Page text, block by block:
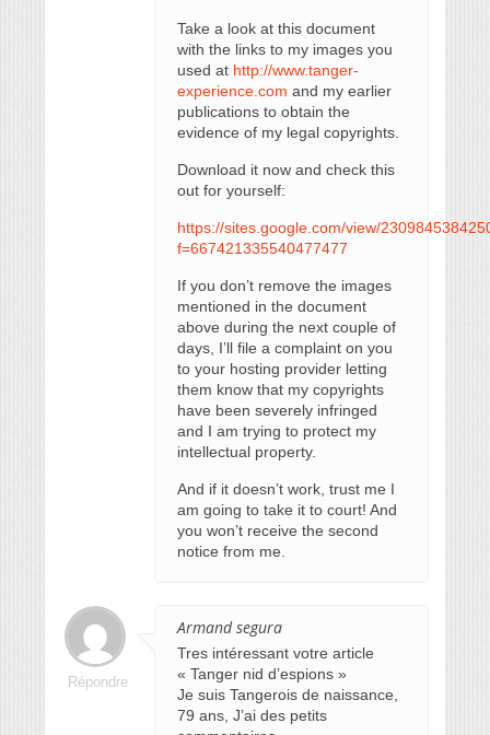
Take a look at this document
with the links to my images you
used at http://www.tanger-
experience.com and my earlier
publications to obtain the
evidence of my legal copyrights.
Download it now and check this
out for yourself:
https://sites.google.com/view/
f=667421335540477477
If you don’t remove the images
mentioned in the document
above during the next couple of
days, I’ll file a complaint on you
to your hosting provider letting
them know that my copyrights
have been severely infringed
and I am trying to protect my
intellectual property.
And if it doesn’t work, trust me I
am going to take it to court! And
you won’t receive the second
notice from me.
Armand segura
Tres intéressant votre article
« Tanger nid d’espions »
Je suis Tangerois de naissance,
79 ans, J’ai des petits
Répondre